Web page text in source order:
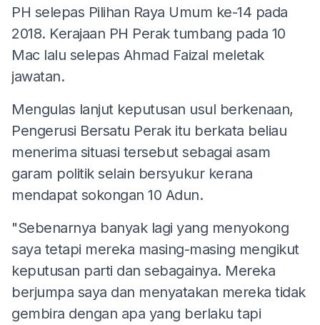
PH selepas Pilihan Raya Umum ke-14 pada
2018. Kerajaan PH Perak tumbang pada 10
Mac lalu selepas Ahmad Faizal meletak
jawatan.
Mengulas lanjut keputusan usul berkenaan,
Pengerusi Bersatu Perak itu berkata beliau
menerima situasi tersebut sebagai asam
garam politik selain bersyukur kerana
mendapat sokongan 10 Adun.
"Sebenarnya banyak lagi yang menyokong
saya tetapi mereka masing-masing mengikut
keputusan parti dan sebagainya. Mereka
berjumpa saya dan menyatakan mereka tidak
gembira dengan apa yang berlaku tapi